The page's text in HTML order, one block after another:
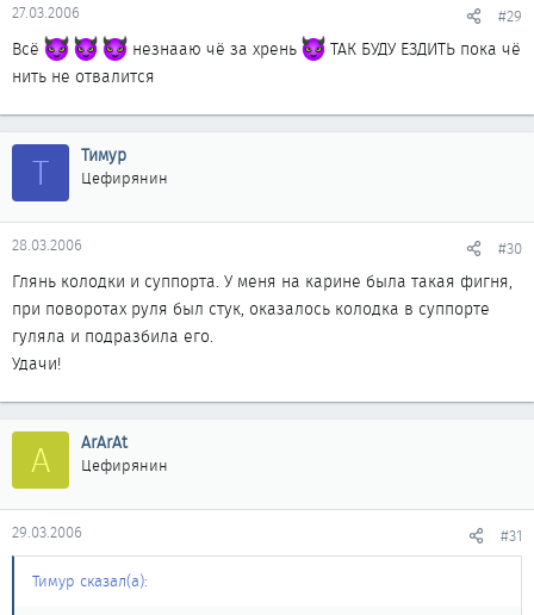
27.03.2006 #29
Всё незнааю чё за хрень
ТАК БУДУ ЕЗДИТЬ пока чё
нить не отвалится
Т Тимур
Цефирянин
28.03.2006 #30
Глянь колодки и суппорта. У меня на карине была такая фигня,
при поворотах руля был стук, оказалось колодка в суппорте
гуляла и подразбила его.
Удачи!
A ArArAt
Цефирянин
29.03.2006 #31
Тимур сказал(а):